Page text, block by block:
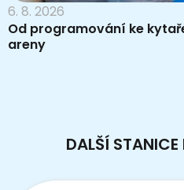
6. 8. 2026
Od programování ke
areny
DALŠÍ